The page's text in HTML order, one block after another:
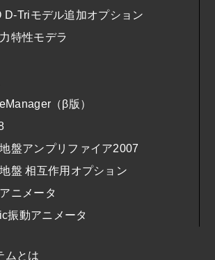
D-Triモデル追加オプション
特性モデラ
（β版）
盤アンプリファイア2007
盤 相互作用オプション
ニメータ
振動アニメータ
ムとは